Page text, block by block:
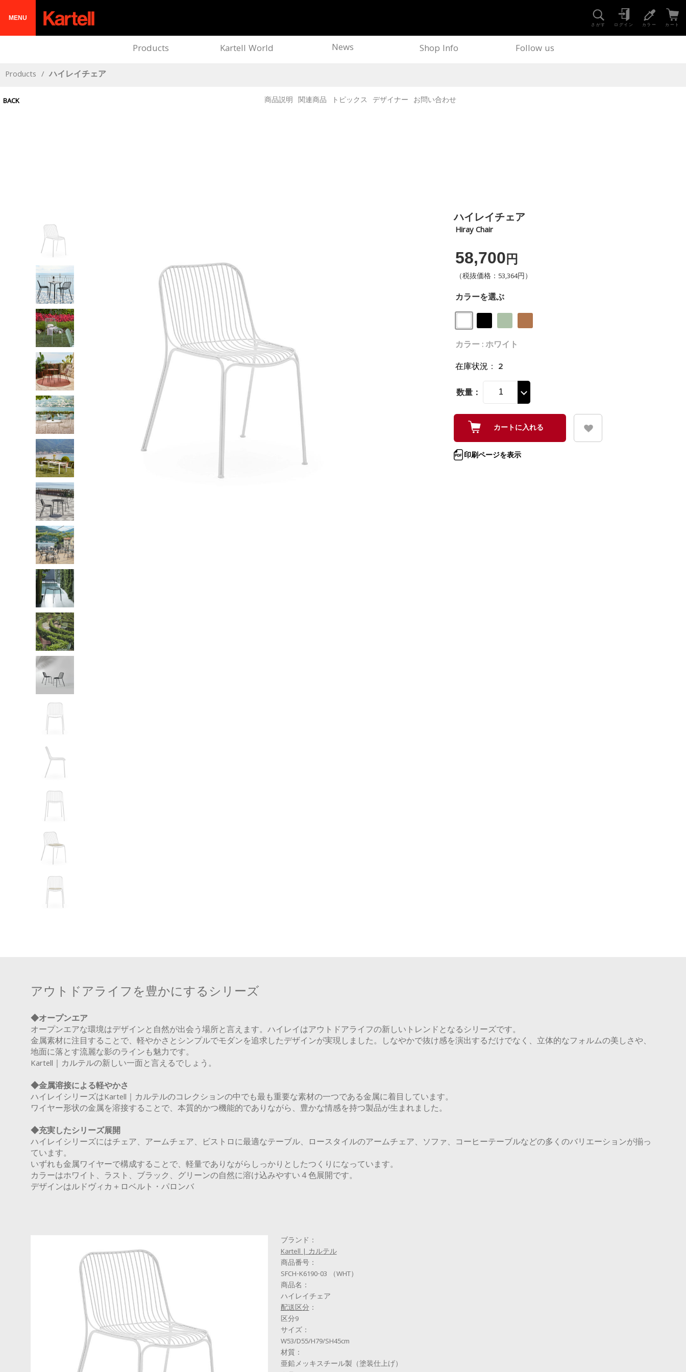
MENU
さがす ログイン カラー カート
Products Kartell World News Shop Info Follow us
Products / ハイレイチェア
BACK 商品説明 関連商品 トピックス デザイナー お問い合わせ
ハイレイチェア
Hiray Chair
58,700 円
（税抜価格：53,364円）
カラーを選ぶ
カラー : ホワイト
在庫状況 ： 2
数量：
印刷ページを表示
アウトドアライフを豊かにするシリーズ
◆オープンエア
オープンエアな環境はデザインと自然が出会う場所と言えます。ハイレイはアウトドアライフの新しいトレンドとなるシリーズです。
金属素材に注目することで、軽やかさとシンプルでモダンを追求したデザインが実現しました。しなやかで抜け感を演出するだけでなく、立体的なフォルムの美しさや、
地面に落とす流麗な影のラインも魅力です。
Kartell｜カルテルの新しい一面と言えるでしょう。
◆金属溶接による軽やかさ
ハイレイシリーズはKartell｜カルテルのコレクションの中でも最も重要な素材の一つである金属に着目しています。
ワイヤー形状の金属を溶接することで、本質的かつ機能的でありながら、豊かな情感を持つ製品が生まれました。
◆充実したシリーズ展開
ハイレイシリーズにはチェア、アームチェア、ビストロに最適なテーブル、ロースタイルのアームチェア、ソファ、コーヒーテーブルなどの多くのバリエーションが揃っ
ています。
いずれも金属ワイヤーで構成することで、軽量でありながらしっかりとしたつくりになっています。
カラーはホワイト、ラスト、ブラック、グリーンの自然に溶け込みやすい４色展開です。
デザインはルドヴィカ＋ロベルト・パロンバ
ブランド：
Kartell | カルテル
商品番号：
SFCH-K6190-03 （WHT）
商品名：
ハイレイチェア
配送区分：
区分9
サイズ：
W53/D55/H79/SH45cm
材質：
亜鉛メッキスチール製（塗装仕上げ）